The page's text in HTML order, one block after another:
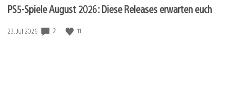
PS5-Spiele August 2026: Diese Releases erwarten euch
Veröffentlichungsdatum:
23. Jul 2026 2 11